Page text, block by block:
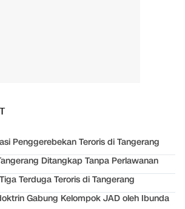
Penggerebekan Teroris di Tangerang
Ditangkap Tanpa Perlawanan
Terduga Teroris di Tangerang
Gabung Kelompok JAD oleh Ibunda